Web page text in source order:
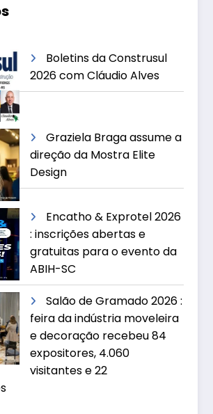
Boletins da Construsul
2026 com Cláudio Alves
Graziela Braga assume a
direção da Mostra Elite
Design
Encatho & Exprotel 2026
: inscrições abertas e
gratuitas para o evento da
ABIH-SC
Salão de Gramado 2026 :
feira da indústria moveleira
e decoração recebeu 84
expositores, 4.060
visitantes e 22